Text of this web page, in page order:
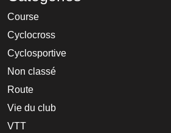
Course
Cyclocross
Cyclosportive
Non classé
Route
Vie du club
VTT